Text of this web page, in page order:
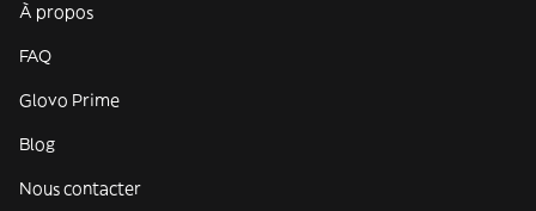
À propos
FAQ
Glovo Prime
Blog
Nous contacter